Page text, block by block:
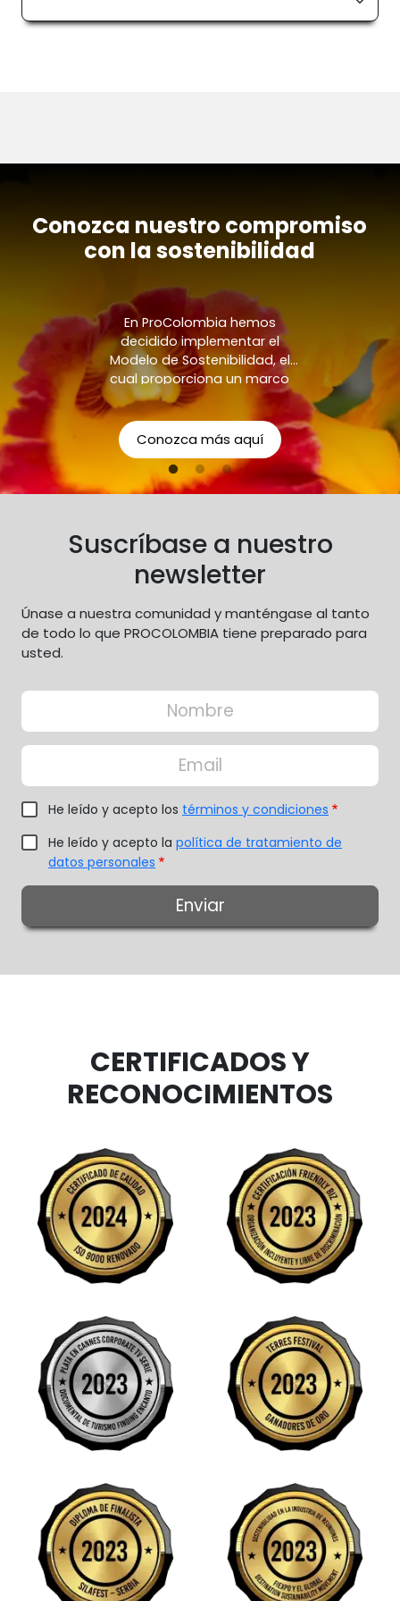
Conozca nuestro compromiso
con la sostenibilidad
En ProColombia hemos
decidido implementar el
Modelo de Sostenibilidad, el
cual proporciona un marco
para nuestras
responsabilidades como
organización con respecto a
los aspectos económicos,
sociales y ambientales.
Conozca más aquí
Suscríbase a nuestro
newsletter
Únase a nuestra comunidad y manténgase al tanto
de todo lo que PROCOLOMBIA tiene preparado para
usted.
Input Formulario
Nombre
Correo electrónico
He leído y acepto los términos y condiciones
He leído y acepto la política de tratamiento de
datos personales
CERTIFICADOS Y
RECONOCIMIENTOS